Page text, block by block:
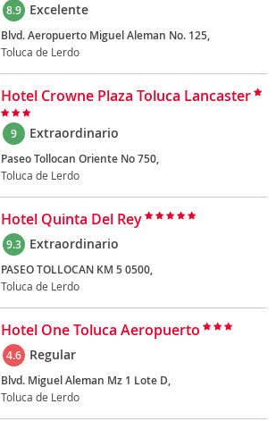
8.9 Excelente
Blvd. Aeropuerto Miguel Aleman No. 125,
Toluca de Lerdo
Hotel Crowne Plaza Toluca Lancaster
9 Extraordinario
Paseo Tollocan Oriente No 750,
Toluca de Lerdo
Hotel Quinta Del Rey
9.3 Extraordinario
PASEO TOLLOCAN KM 5 0500,
Toluca de Lerdo
Hotel One Toluca Aeropuerto
4.6 Regular
Blvd. Miguel Aleman Mz 1 Lote D,
Toluca de Lerdo